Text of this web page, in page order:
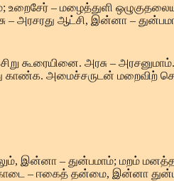
உறைசேர் – மழைத்துளி
– அரசரது ஆட்சி, இன்னா –
கூரையினை. அரசு –
காண்க. அமைச்சருடன் மறைவிற்
இன்னா – துன்பமாம்; மறம்
– ஈகைத் தன்மை, இன்னா